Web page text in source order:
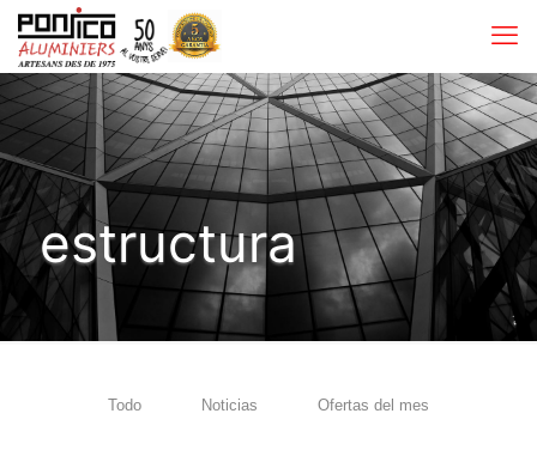
estructura
Todo Noticias Ofertas del mes